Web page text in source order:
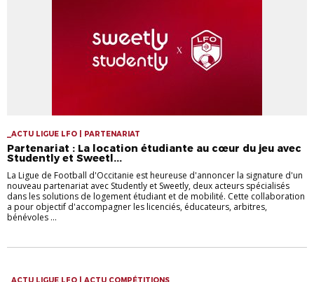
_ACTU LIGUE LFO | PARTENARIAT
Partenariat : La location étudiante au cœur du jeu avec
Studently et Sweetl...
La Ligue de Football d'Occitanie est heureuse d'annoncer la signature d'un
nouveau partenariat avec Studently et Sweetly, deux acteurs spécialisés
dans les solutions de logement étudiant et de mobilité. Cette collaboration
a pour objectif d'accompagner les licenciés, éducateurs, arbitres,
bénévoles ...